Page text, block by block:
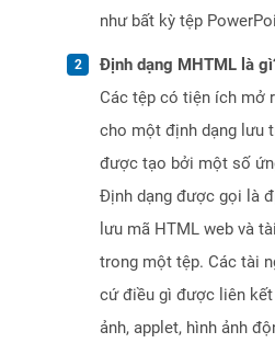
như bất kỳ tệp
Định dạng MHTML là
Các tệp có tiện ích mở
cho một định dạng lưu
được tạo bởi một số
Định dạng được gọi là
lưu mã HTML web và
trong một tệp. Các tài
cứ điều gì được liên
ảnh, applet, hình ảnh